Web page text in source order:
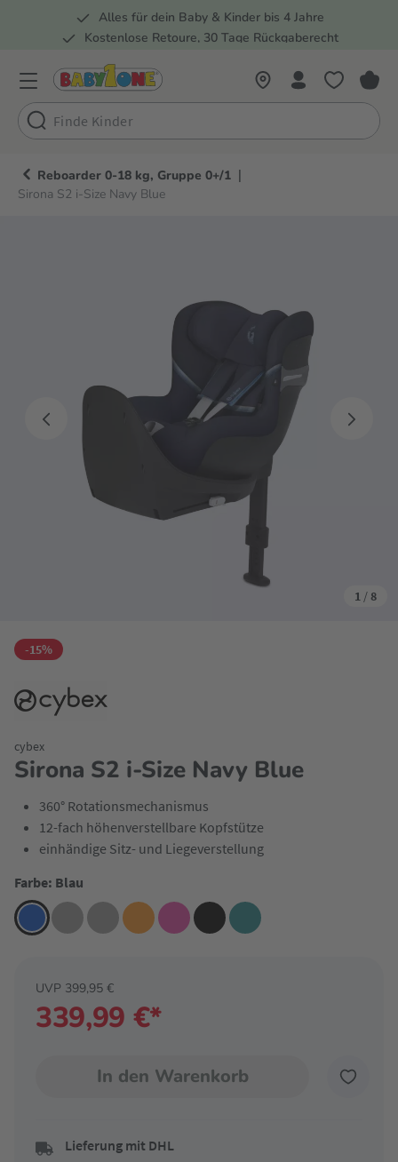
Zur Hauptnavigation springen
Alles für dein Baby & Kinder bis 4 Jahre
Kostenlose Retoure, 30 Tage Rückgaberecht
Reboarder 0-18 kg, Gruppe 0+/1 |
Sirona S2 i-Size Navy Blue
1 /8
-15%
Sirona S2 i-Size Navy Blue
cybex
360° Rotationsmechanismus
12-fach höhenverstellbare Kopfstütze
einhändige Sitz- und Liegeverstellung
Farbe: Blau
339,99 €*
UVP 399,95 €
In den Warenkorb
Lieferung mit DHL